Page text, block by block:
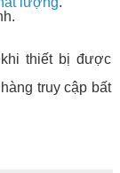
thiết bị được
truy cập bất